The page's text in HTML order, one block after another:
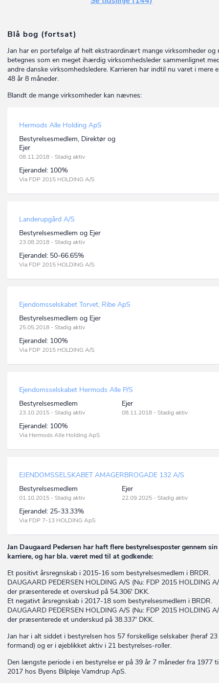
Blå bog (fortsat)
Jan har en portefølge af helt ekstraordinært mange virksomheder og
betegnes som en meget ihærdig virksomhedsleder sammenlignet
andre danske virksomhedsledere. Karrieren har indtil nu varet i mere
48 år 8 måneder.
Blandt de mange virksomheder kan nævnes:
Hermods Alle Holding ApS
Bestyrelsesmedlem, Direktør og
Ejer
08.11.2018 - Stadig aktiv
Ejerandel: 100%
Via FDP 2015 HOLDING A/S
Landerupgård A/S
Bestyrelsesmedlem og Ejer
23.08.2018 - Stadig aktiv
Ejerandel: 50-66.65%
Via FDP 2015 HOLDING A/S
Ejendomsselskabet Torvet, Ribe ApS
Bestyrelsesmedlem og Ejer
25.05.2018 - Stadig aktiv
Ejerandel: 100%
Via FDP 2015 HOLDING A/S
Ejendomsselskabet Hermods Alle P/S
Bestyrelsesmedlem
23.10.2015 - Stadig aktiv
Ejer
08.11.2018 - Stadig aktiv
Ejerandel: 100%
Via Hermods Alle Holding ApS
EJENDOMSSELSKABET AMAGERBROGADE 132 A/S
Bestyrelsesmedlem
01.10.2015 - Stadig aktiv
Ejer
22.09.2025 - Stadig aktiv
Ejerandel: 25-33.33%
Via FDP 7-13 HOLDING ApS
Jan Daugaard Pedersen har haft flere bestyrelsesposter gennem sin
karriere, og har bla. været med til at godkende:
Et positivt årsregnskab i 2015-16 som bestyrelsesmedlem i BRDR.
DAUGAARD PEDERSEN HOLDING A/S (Nu: FDP 2015 HOLDING
der præsenterede et overskud på 54.306' DKK.
Et negativt årsregnskab i 2017-18 som bestyrelsesmedlem i BRDR.
DAUGAARD PEDERSEN HOLDING A/S (Nu: FDP 2015 HOLDING
der præsenterede et underskud på 38.337' DKK.
Jan har i alt siddet i bestyrelsen hos 57 forskellige selskaber (heraf
formand) og er i øjeblikket aktiv i 21 bestyrelses-roller.
Den længste periode i en bestyrelse er på 39 år 7 måneder fra 1977
2017 hos Byens Bilpleje Vamdrup ApS.